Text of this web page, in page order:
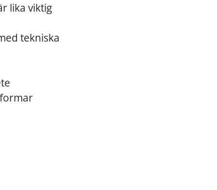
lika viktig
tekniska